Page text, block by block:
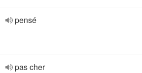
pensé
pas cher